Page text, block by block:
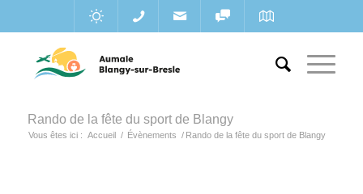
Rando de la fête du sport de Blangy
Vous êtes ici : Accueil / Évènements / Rando de la fête du sport de Blangy